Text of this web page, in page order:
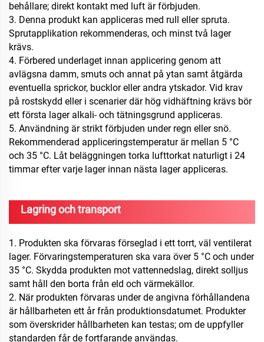
behållare; direkt kontakt med luft är förbjuden.
3. Denna produkt kan appliceras med rull eller spruta.
Sprutapplikation rekommenderas, och minst två lager
krävs.
4. Förbered underlaget innan applicering genom att
avlägsna damm, smuts och annat på ytan samt åtgärda
eventuella sprickor, bucklor eller andra ytskador. Vid krav
på rostskydd eller i scenarier där hög vidhäftning krävs bör
ett första lager alkali- och tätningsgrund appliceras.
5. Användning är strikt förbjuden under regn eller snö.
Rekommenderad appliceringstemperatur är mellan 5 °C
och 35 °C. Låt beläggningen torka lufttorkat naturligt i 24
timmar efter varje lager innan nästa lager appliceras.
Lagring och transport
1. Produkten ska förvaras förseglad i ett torrt, väl ventilerat
lager. Förvaringstemperaturen ska vara över 5 °C och under
35 °C. Skydda produkten mot vattennedslag, direkt solljus
samt håll den borta från eld och värmekällor.
2. När produkten förvaras under de angivna förhållandena
är hållbarheten ett år från produktionsdatumet. Produkter
som överskrider hållbarheten kan testas; om de uppfyller
standarden får de fortfarande användas.